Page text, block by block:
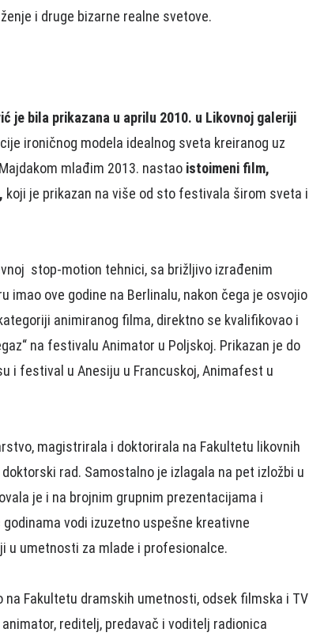
i druge bizarne realne svetove.
je bila prikazana u aprilu 2010. u Likovnoj galeriji
ironičnog modela idealnog sveta kreiranog uz
mlađim 2013. nastao istoimeni film,
koji je prikazan na više od sto festivala širom sveta i
stop-motion tehnici, sa brižljivo izrađenim
ove godine na Berlinalu, nakon čega je osvojio
animiranog filma, direktno se kvalifikovao i
na festivalu Animator u Poljskoj. Prikazan je do
i festival u Anesiju u Francuskoj, Animafest u
magistrirala i doktorirala na Fakultetu likovnih
rad. Samostalno je izlagala na pet izložbi u
je i na brojnim grupnim prezentacijama i
vodi izuzetno uspešne kreativne
u umetnosti za mlade i profesionalce.
na Fakultetu dramskih umetnosti, odsek filmska i TV
reditelj, predavač i voditelj radionica